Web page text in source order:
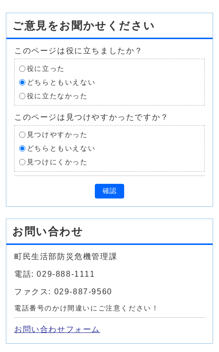
ご意見をお聞かせください
このページは役に立ちましたか？
役に立った
どちらともいえない
役に立たなかった
このページは見つけやすかったですか？
見つけやすかった
どちらともいえない
見つけにくかった
確認
お問い合わせ
町民生活部防災危機管理課
電話: 029-888-1111
ファクス: 029-887-9560
電話番号のかけ間違いにご注意ください！
お問い合わせフォーム